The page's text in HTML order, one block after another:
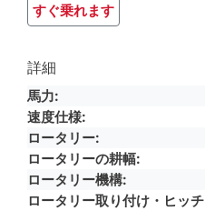
すぐ乗れます
詳細
馬力
速度仕様
ロータリー
ロータリーの耕幅
ロータリー機構
ロータリー取り付け・ヒッチ